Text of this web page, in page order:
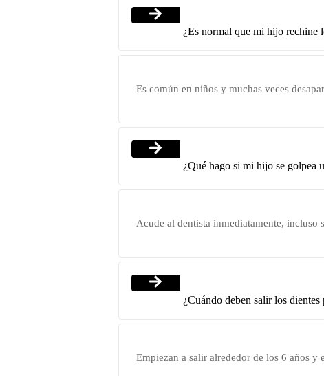
¿Es normal que mi hijo rechine
Es común en niños y muchas veces
¿Qué hago si mi hijo se golpea
Acude al dentista inmediatamente, incluso
¿Cuándo deben salir los dientes
Empiezan a salir alrededor de los 6 años